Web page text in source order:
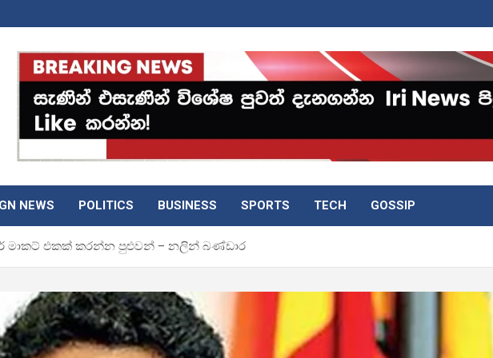
NEWS POLITICS BUSINESS SPORTS TECH GOSSIP
මාකට් එකක් කරන්න පුළුවන් – නලින් බණ්ඩාර